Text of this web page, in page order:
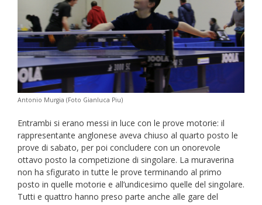
Antonio Murgia (Foto Gianluca Piu)
Entrambi si erano messi in luce con le prove motorie: il
rappresentante anglonese aveva chiuso al quarto posto le
prove di sabato, per poi concludere con un onorevole
ottavo posto la competizione di singolare. La muraverina
non ha sfigurato in tutte le prove terminando al primo
posto in quelle motorie e all’undicesimo quelle del singolare.
Tutti e quattro hanno preso parte anche alle gare del